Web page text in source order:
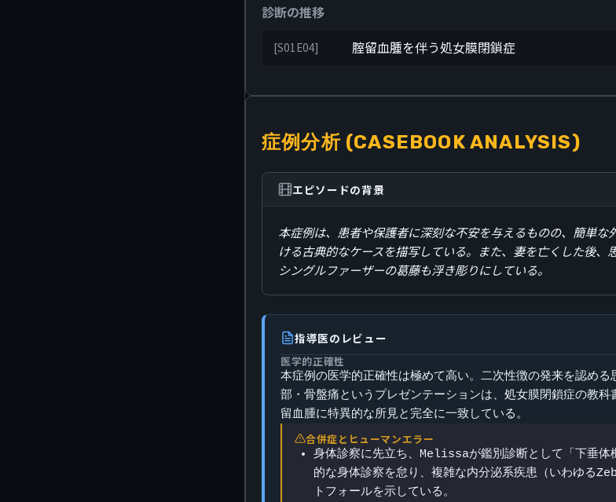
診断の推移
[S01E04] 腟留血腫を伴う処女膜閉鎖症
症例分析 (CASEBOOK ANALYSIS)
エピソードの背景
本症例は、患者や保護者に深刻な不安を与えるものの、簡単
ける古典的なケースを描写している。また、妻を亡くした後
シングルファーザーの葛藤も浮き彫りにしている。
指導医のレビュー
医学的正確性
本症例の医学的正確性は極めて高い。二次性徴の発来を認め
部・骨盤痛というプレゼンテーションは、処女膜閉鎖症の教
留血腫に特異的な所見と完全に一致している。
合併症とヒューマンエラー
身体診察に先立ち、Melissaが鑑別診断として「下垂体
的な身体診察を怠り、複雑な内分泌系疾患（いわゆる
トフォールを示している。